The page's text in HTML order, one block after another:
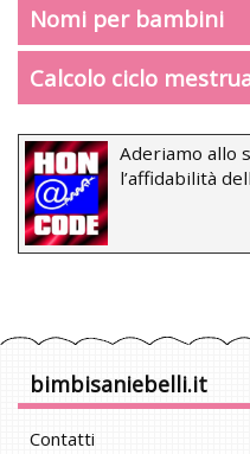
Nomi per bambini
Calcolo ciclo
Aderiamo allo
l’affidabilità
bimbisaniebelli.it
Contatti